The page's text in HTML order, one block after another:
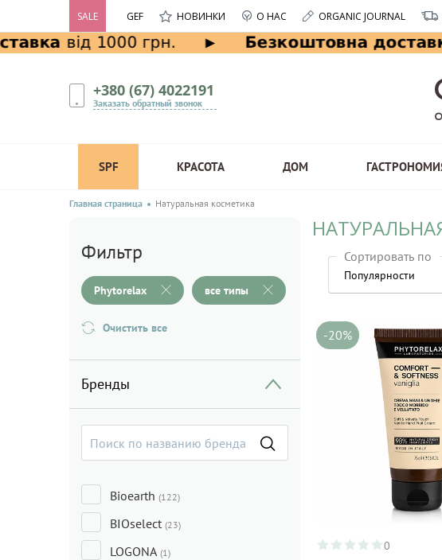
SALE GEF НОВИНКИ О НАС ORGANIC JOURNAL
+380 (67) 4022191
Заказать обратный звонок
SPF КРАСОТА ДОМ
Главная страница Натуральная косметика
Фильтр
Phytorelax все типы
Очистить все
Бренды
Bioearth (122)
BIOselect (23)
LOGONA (1)
Сортировать по
Популярности
-20%
0